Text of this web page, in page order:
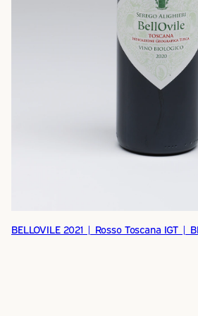
BELLOVILE 2021 | Rosso Toscana IGT |